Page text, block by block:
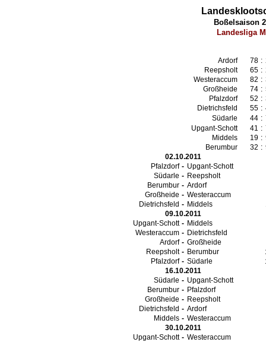
Boßelsaison
Landesliga
Ardorf 78 :
Reepsholt
65 :
Westeraccum
82 :
Großheide
74 :
Pfalzdorf
52 :
Dietrichsfeld
55 :
Südarle
44 :
Upgant-Schott
41 :
Middels
19 :
Berumbur
32 :
02.10.2011
Pfalzdorf - Upgant-Schott
Südarle - Reepsholt
Berumbur - Ardorf
Großheide - Westeraccum
Dietrichsfeld - Middels
09.10.2011
Upgant-Schott - Middels
Westeraccum - Dietrichsfeld
Ardorf - Großheide
Reepsholt - Berumbur
Pfalzdorf - Südarle
16.10.2011
Südarle - Upgant-Schott
Berumbur - Pfalzdorf
Großheide - Reepsholt
Dietrichsfeld - Ardorf
Middels - Westeraccum
30.10.2011
Upgant-Schott - Westeraccum